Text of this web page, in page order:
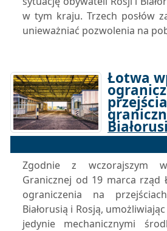
w tym kraju. Trzech posłów
unieważniać pozwolenia na
Łotwa
Zgodnie z wczorajszym
Granicznej od 19 marca rząd
ograniczenia na
Białorusią i Rosją,
jedynie mechanicznymi